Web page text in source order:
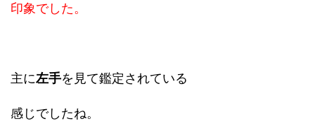
印象でした。
主に左手を見て鑑定されている
感じでしたね。